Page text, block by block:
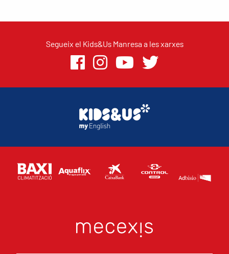
Segueix el Kids&Us Manresa a les xarxes